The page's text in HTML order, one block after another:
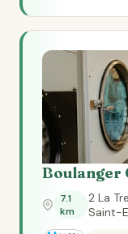
Boulanger
7.1
km
2 La
Saint-